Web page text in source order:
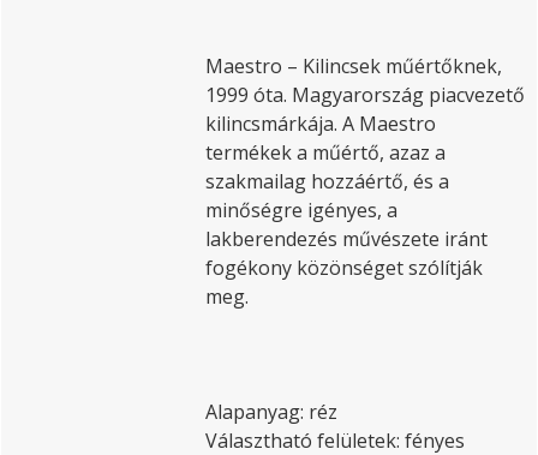
Maestro – Kilincsek műértőknek,
1999 óta. Magyarország piacvezető
kilincsmárkája. A Maestro
termékek a műértő, azaz a
szakmailag hozzáértő, és a
minőségre igényes, a
lakberendezés művészete iránt
fogékony közönséget szólítják
meg.
Alapanyag: réz
Választható felületek: fényes